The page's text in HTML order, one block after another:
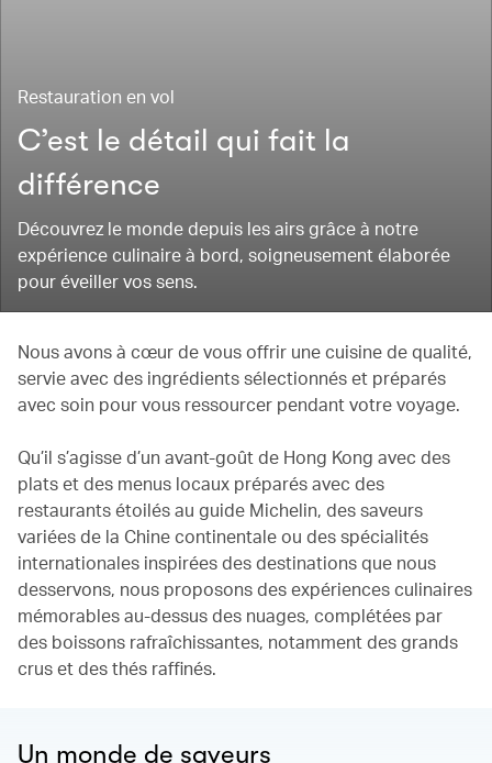
Restauration en vol
C’est le détail qui fait la
différence
Découvrez le monde depuis les airs grâce à notre
expérience culinaire à bord, soigneusement élaborée
pour éveiller vos sens.
Nous avons à cœur de vous offrir une cuisine de qualité,
servie avec des ingrédients sélectionnés et préparés
avec soin pour vous ressourcer pendant votre voyage.
Qu’il s’agisse d’un avant-goût de Hong Kong avec des
plats et des menus locaux préparés avec des
restaurants étoilés au guide Michelin, des saveurs
variées de la Chine continentale ou des spécialités
internationales inspirées des destinations que nous
desservons, nous proposons des expériences culinaires
mémorables au-dessus des nuages, complétées par
des boissons rafraîchissantes, notamment des grands
crus et des thés raffinés.
Un monde de saveurs